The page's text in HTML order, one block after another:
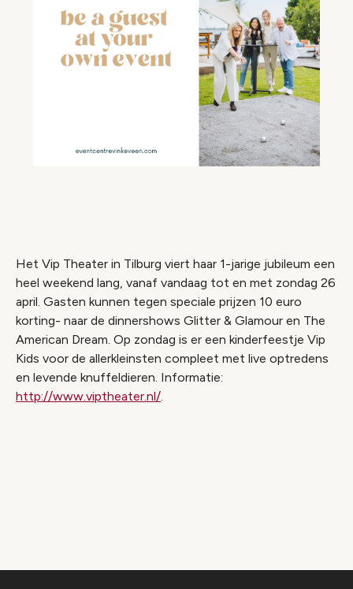
Het Vip Theater in Tilburg viert haar 1-jarige jubileum een
heel weekend lang, vanaf vandaag tot en met zondag 26
april. Gasten kunnen tegen speciale prijzen 10 euro
korting- naar de dinnershows Glitter & Glamour en The
American Dream. Op zondag is er een kinderfeestje Vip
Kids voor de allerkleinsten compleet met live optredens
en levende knuffeldieren. Informatie:
http://www.viptheater.nl/.